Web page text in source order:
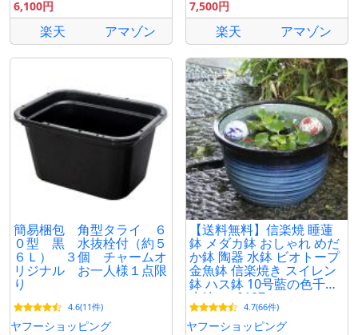
6,100円
楽天 アマゾン
7,500円
楽天 アマゾン
簡易梱包 角型タライ ６
０型 黒 水抜栓付（約５
６Ｌ） ３個 チャームオ
リジナル お一人様１点限
り
4.6(11件)
ヤフーショッピング
【送料無料】信楽焼 睡蓮
鉢 メダカ鉢 おしゃれ めだ
か鉢 陶器 水鉢 ビオトープ
金魚鉢 信楽焼き スイレン
鉢 ハス鉢 10号藍の色千段
水鉢 su-0107
4.7(66件)
ヤフーショッピング